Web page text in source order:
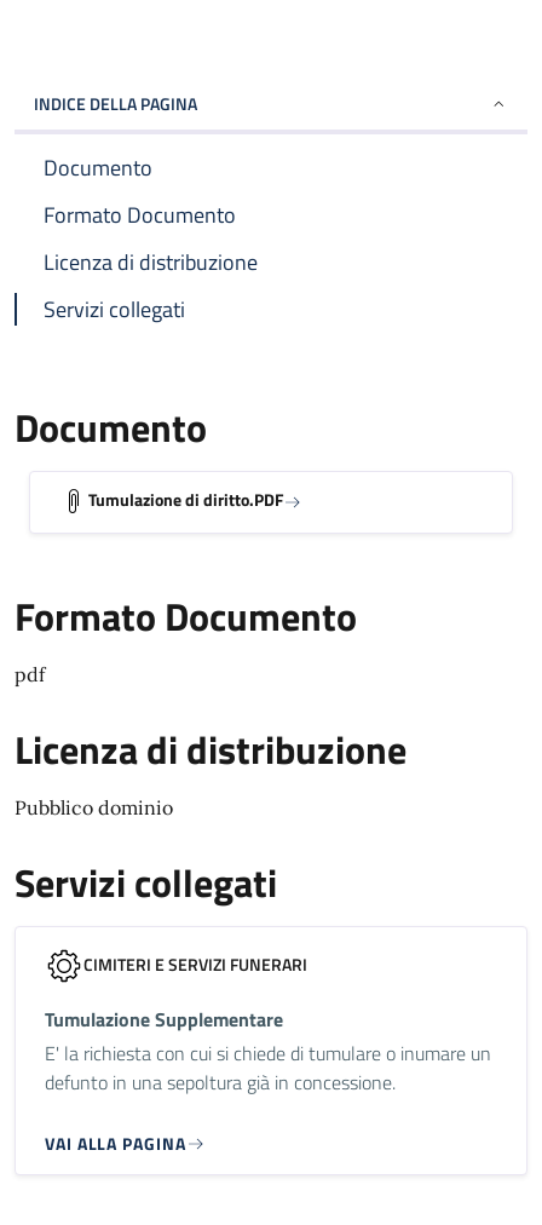
INDICE DELLA PAGINA
Documento
Formato Documento
Licenza di distribuzione
Servizi collegati
Documento
Tumulazione di diritto.PDF
Formato Documento
pdf
Licenza di distribuzione
Pubblico dominio
Servizi collegati
CIMITERI E SERVIZI FUNERARI
Tumulazione Supplementare
E' la richiesta con cui si chiede di tumulare o inumare un
defunto in una sepoltura già in concessione.
VAI ALLA PAGINA